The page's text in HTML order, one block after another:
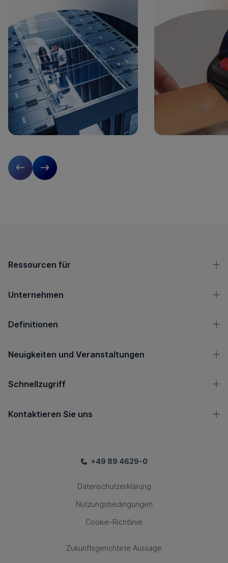
Vorherige FolieNächste Folie
OpenText-Fußzeile
Ressourcen für
Unternehmen
Definitionen
Neuigkeiten und Veranstaltungen
Schnellzugriff
Kontaktieren Sie uns
+49 89 4629-0
Datenschutzerklärung
Nutzungsbedingungen
Cookie-Richtlinie
Zukunftsgerichtete Aussage